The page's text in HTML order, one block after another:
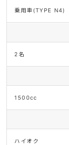
乗用車(TYPE N4)
2名
1500cc
ハイオク